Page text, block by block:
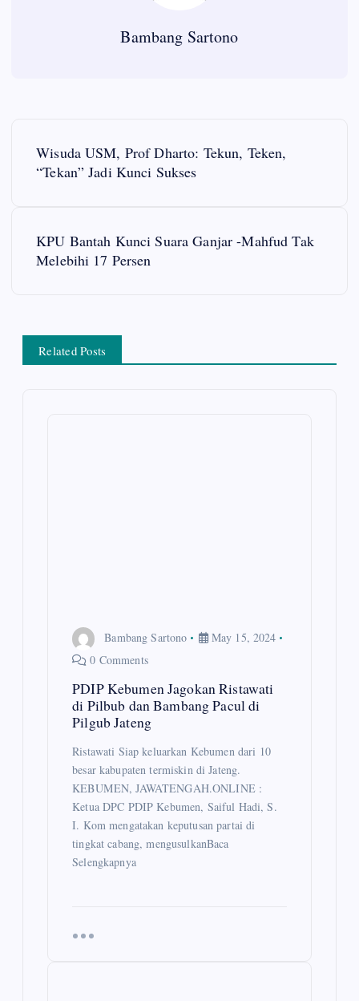
Bambang Sartono
a
v
Wisuda USM, Prof Dharto: Tekun, Teken,
“Tekan” Jadi Kunci Sukses
KPU Bantah Kunci Suara Ganjar -Mahfud Tak
Melebihi 17 Persen
Related Posts
Bambang Sartono
May 15, 2024
0 Comments
PDIP Kebumen Jagokan Ristawati
di Pilbub dan Bambang Pacul di
Pilgub Jateng
Ristawati Siap keluarkan Kebumen dari 10
besar kabupaten termiskin di Jateng.
KEBUMEN, JAWATENGAH.ONLINE :
Ketua DPC PDIP Kebumen, Saiful Hadi, S.
I. Kom mengatakan keputusan partai di
tingkat cabang, mengusulkanBaca
Selengkapnya